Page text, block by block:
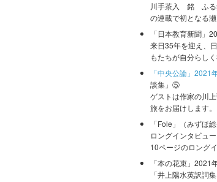
川手茶入 銘 ふる
の連載で初となる
「日本教育新聞」
来日35年を迎え、
もたちが自分らし
「中央公論」2021
談集」⑤
ゲストは作家の川
旅をお届けします。
「Fole」（みずほ
ロングインタビュー
10ページのロング
「本の花束」2021
「井上陽水英訳詞